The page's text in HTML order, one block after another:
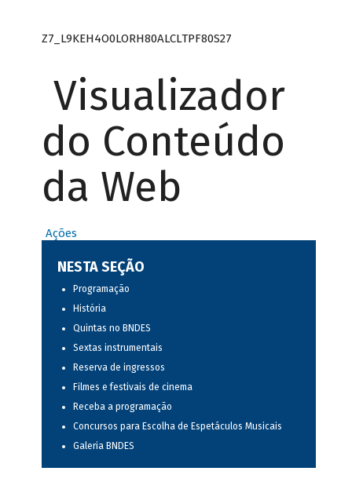
Z7_L9KEH4O0LORH80ALCLTPF80S27
Visualizador
do Conteúdo
da Web
Ações
NESTA SEÇÃO
Programação
História
Quintas no BNDES
Sextas instrumentais
Reserva de ingressos
Filmes e festivais de cinema
Receba a programação
Concursos para Escolha de Espetáculos Musicais
Galeria BNDES